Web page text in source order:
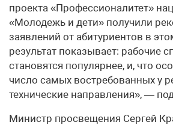
проекта «Профессионалитет»
«Молодежь и дети» получили
заявлений от абитуриентов в
результат показывает: рабочие
становятся популярнее, и, что
число самых востребованных у
технические направления», —
Министр просвещения Сергей